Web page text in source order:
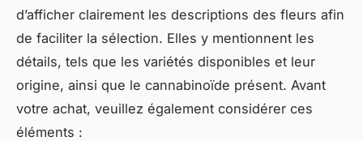
d’afficher clairement les descriptions des fleurs afin
de faciliter la sélection. Elles y mentionnent les
détails, tels que les variétés disponibles et leur
origine, ainsi que le cannabinoïde présent. Avant
votre achat, veuillez également considérer ces
éléments :